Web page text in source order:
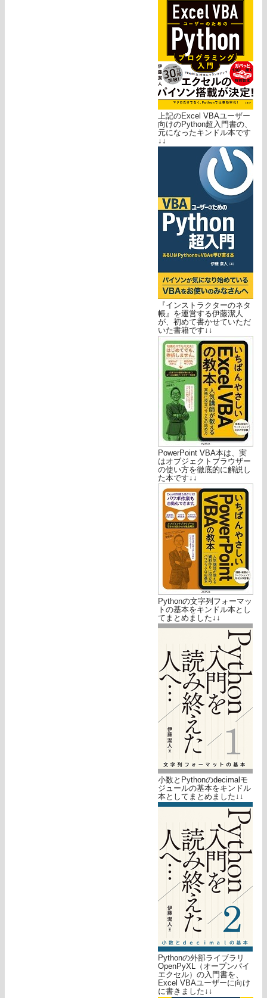
上記のExcel VBAユーザー
向けのPython超入門書の、
元になったキンドル本です
↓↓
『インストラクターのネタ
帳』を運営する伊藤潔人
が、初めて書かせていただ
いた書籍です↓↓
PowerPoint VBA本は、実
はオブジェクトブラウザー
の使い方を徹底的に解説し
た本です↓↓
Pythonの文字列フォーマッ
トの基本をキンドル本とし
てまとめました↓↓
小数とPythonのdecimalモ
ジュールの基本をキンドル
本としてまとめました↓↓
Pythonの外部ライブラリ
OpenPyXL（オープンパイ
エクセル）の入門書を、
Excel VBAユーザーに向け
に書きました↓↓